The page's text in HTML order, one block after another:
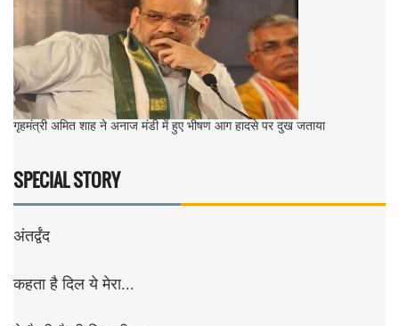
गृहमंत्री अमित शाह ने अनाज मंडी में हुए भीषण आग हादसे पर दुख जताया
SPECIAL STORY
अंतर्द्वंद
कहता है दिल ये मेरा...